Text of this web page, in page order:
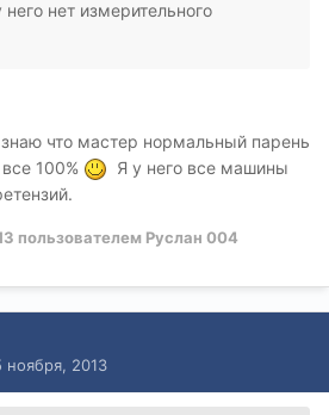
нет измерительного
что мастер нормальный парень
100%
Я у него все машины
пользователем Руслан 004
ноября, 2013